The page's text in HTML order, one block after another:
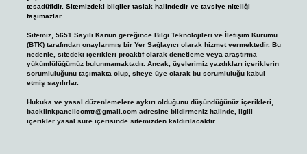
tesadüfidir. Sitemizdeki bilgiler taslak halindedir ve tavsiye niteliği
taşımazlar.
Sitemiz, 5651 Sayılı Kanun gereğince Bilgi Teknolojileri ve İletişim Kurumu
(BTK) tarafından onaylanmış bir Yer Sağlayıcı olarak hizmet vermektedir. Bu
nedenle, sitedeki içerikleri proaktif olarak denetleme veya araştırma
yükümlülüğümüz bulunmamaktadır. Ancak, üyelerimiz yazdıkları içeriklerin
sorumluluğunu taşımakta olup, siteye üye olarak bu sorumluluğu kabul
etmiş sayılırlar.
Hukuka ve yasal düzenlemelere aykırı olduğunu düşündüğünüz içerikleri,
backlinkpanelicomtr@gmail.comadresine bildirmeniz halinde, ilgili
içerikler yasal süre içerisinde sitemizden kaldırılacaktır.